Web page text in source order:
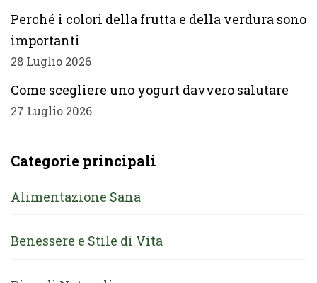
Perché i colori della frutta e della verdura sono
importanti
28 Luglio 2026
Come scegliere uno yogurt davvero salutare
27 Luglio 2026
Categorie principali
Alimentazione Sana
Benessere e Stile di Vita